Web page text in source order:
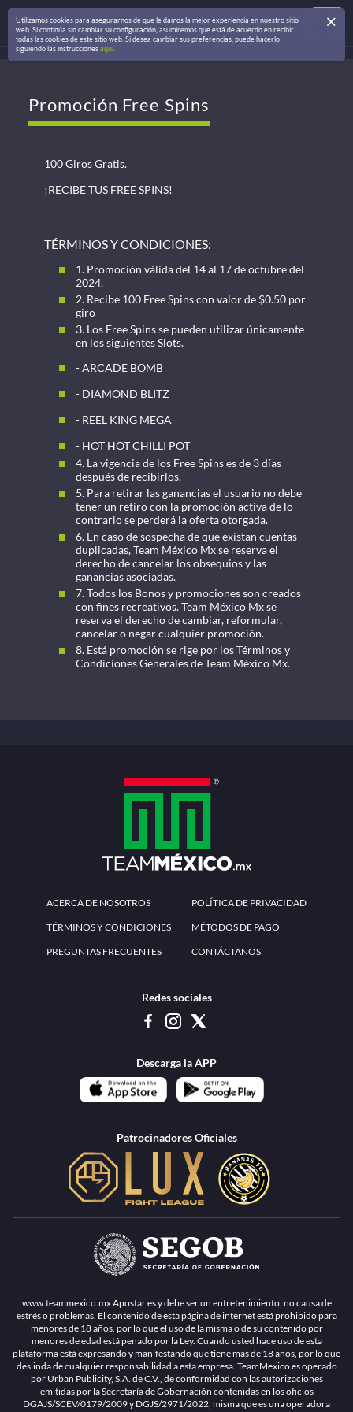
Promoción Free Spins
100 Giros Gratis.
¡RECIBE TUS FREE SPINS!
TÉRMINOS Y CONDICIONES:
1. Promoción válida del 14 al 17 de octubre del
2024.
2. Recibe 100 Free Spins con valor de $0.50 por
giro
3. Los Free Spins se pueden utilizar únicamente
en los siguientes Slots.
- ARCADE BOMB
- DIAMOND BLITZ
- REEL KING MEGA
- HOT HOT CHILLI POT
4. La vigencia de los Free Spins es de 3 días
después de recibirlos.
5. Para retirar las ganancias el usuario no debe
tener un retiro con la promoción activa de lo
contrario se perderá la oferta otorgada.
6. En caso de sospecha de que existan cuentas
duplicadas, Team México Mx se reserva el
derecho de cancelar los obsequios y las
ganancias asociadas.
7. Todos los Bonos y promociones son creados
con fines recreativos. Team México Mx se
reserva el derecho de cambiar, reformular,
cancelar o negar cualquier promoción.
8. Está promoción se rige por los Términos y
Condiciones Generales de Team México Mx.
ACERCA DE NOSOTROS POLÍTICA DE PRIVACIDAD
TÉRMINOS Y CONDICIONES MÉTODOS DE PAGO
PREGUNTAS FRECUENTES CONTÁCTANOS
Redes sociales
Descarga la APP
Patrocinadores Oficiales
www.teammexico.mx Apostar es y debe ser un entretenimiento, no causa de
estrés o problemas. El contenido de esta página de internet está prohibido para
menores de 18 años, por lo que el uso de la misma o de su contenido por
menores de edad está penado por la Ley. Cuando usted hace uso de esta
plataforma está expresando y manifestando que tiene más de 18 años, por lo que
deslinda de cualquier responsabilidad a esta empresa. TeamMexico es operado
por Urban Publicity, S.A. de C.V., de conformidad con las autorizaciones
emitidas por la Secretaría de Gobernación contenidas en los oficios
DGAJS/SCEV/0179/2009 y DGJS/2971/2022, misma que es una operadora
Utilizamos cookies para asegurarnos de que le damos la mejor experiencia en nuestro sitio
web. Si continúa sin cambiar su configuración, asumiremos que está de acuerdo en recibir
todas las cookies de este sitio web. Si desea cambiar sus preferencias, puede hacerlo
siguiendo las instruccionesaquí